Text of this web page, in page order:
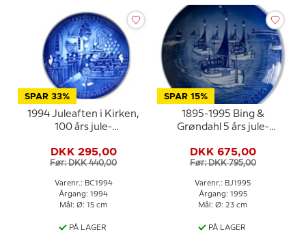
SPAR 33%
1994 Juleaften i Kirken,
100 års jule-
Grøndahl
DKK 295,00
Før: DKK 440,00
Varenr.: BC1994
Årgang: 1994
Mål: Ø: 15 cm
PÅ LAGER
SPAR 15%
1895-1995 Bing &
Grøndahl 5 års jule-
DKK 675,00
Før: DKK 795,00
Varenr.: BJ1995
Årgang: 1995
Mål: Ø: 23 cm
PÅ LAGER